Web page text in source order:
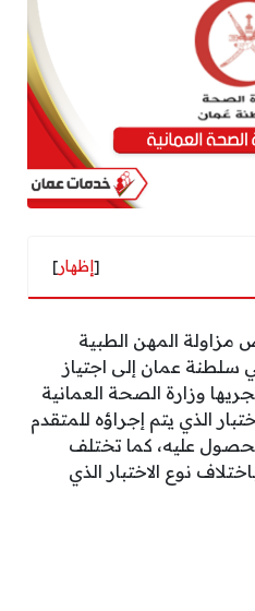
[إظهار]
المهن الطبية
سلطنة عمان إلى اجتياز
وزارة الصحة العمانية
الذي يتم إجراؤه للمتقدم
عليه، كما تختلف
نوع الاختبار الذي